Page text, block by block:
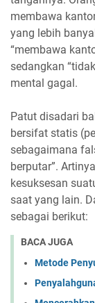
membawa
yang lebih
“membawa
sedangkan
mental gagal.
Patut disadari
bersifat statis
sebagaimana
berputar”.
kesuksesan
saat yang lain.
sebagai berikut:
BACA JUGA
Metode